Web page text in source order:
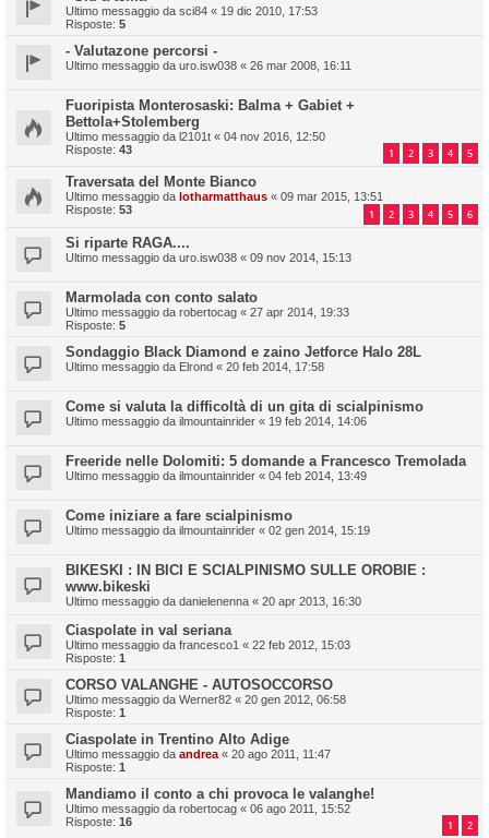
Ultimo messaggio da sci84 « 19 dic 2010, 17:53
Risposte: 5
- Valutazone percorsi -
Ultimo messaggio da uro.isw038 « 26 mar 2008, 16:11
Fuoripista Monterosaski: Balma + Gabiet +
Bettola+Stolemberg
Ultimo messaggio da l2101t « 04 nov 2016, 12:50
Risposte: 43 1 2 3 4 5
Traversata del Monte Bianco
Ultimo messaggio da lotharmatthaus « 09 mar 2015, 13:51
Risposte: 53 1 2 3 4 5 6
Si riparte RAGA....
Ultimo messaggio da uro.isw038 « 09 nov 2014, 15:13
Marmolada con conto salato
Ultimo messaggio da robertocag « 27 apr 2014, 19:33
Risposte: 5
Sondaggio Black Diamond e zaino Jetforce Halo 28L
Ultimo messaggio da Elrond « 20 feb 2014, 17:58
Come si valuta la difficoltà di un gita di scialpinismo
Ultimo messaggio da ilmountainrider « 19 feb 2014, 14:06
Freeride nelle Dolomiti: 5 domande a Francesco Tremolada
Ultimo messaggio da ilmountainrider « 04 feb 2014, 13:49
Come iniziare a fare scialpinismo
Ultimo messaggio da ilmountainrider « 02 gen 2014, 15:19
BIKESKI : IN BICI E SCIALPINISMO SULLE OROBIE :
www.bikeski
Ultimo messaggio da danielenenna « 20 apr 2013, 16:30
Ciaspolate in val seriana
Ultimo messaggio da francesco1 « 22 feb 2012, 15:03
Risposte: 1
CORSO VALANGHE - AUTOSOCCORSO
Ultimo messaggio da Werner82 « 20 gen 2012, 06:58
Risposte: 1
Ciaspolate in Trentino Alto Adige
Ultimo messaggio da andrea « 20 ago 2011, 11:47
Risposte: 1
Mandiamo il conto a chi provoca le valanghe!
Ultimo messaggio da robertocag « 06 ago 2011, 15:52
Risposte: 16 1 2